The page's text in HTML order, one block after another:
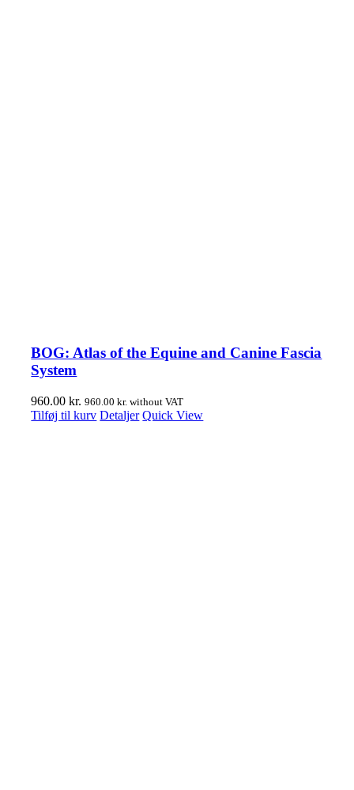
BOG: Atlas of the Equine and Canine Fascia
System
960.00kr. 960.00kr. without VAT
Tilføj til kurv Detaljer Quick View